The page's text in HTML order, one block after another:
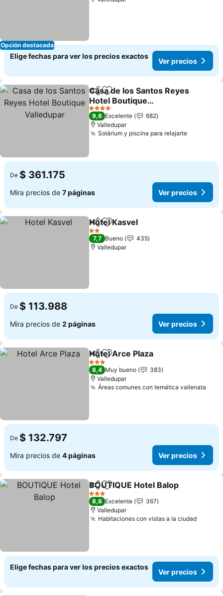
Opción destacada
Elige fechas para ver los precios exactos
Ver precios
CompartirAgregar a favoritos
Casa de los Santos Reyes
Hotel Boutique
Valledupar
Ver precios
4 Estrellas
9,6 Excelente
682
Valledupar
Solárium y piscina para relajarteVer
De $ 361.175
Mira precios de 7 páginas Ver precios
CompartirAgregar a favoritos
Hotel Kasvel
2 Estrellas
7,7 Bueno
435
Valledupar
De $ 113.988
Mira precios de 2 páginas Ver precios
CompartirAgregar a favoritos
Hotel Arce Plaza
3 Estrellas
8,4 Muy bueno
383
Valledupar
Áreas comunes con temática vallenata
De $ 132.797
Mira precios de 4 páginas Ver precios
CompartirAgregar a favoritos
BOUTIQUE Hotel Balop
3 Estrellas
8,6 Excelente
367
Valledupar
Habitaciones con vistas a la ciudadVer
Elige fechas para ver los precios exactos
Ver precios